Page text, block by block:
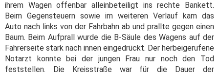
ihrem Wagen offenbar alleinbeteiligt ins rechte Bankett.
Beim Gegensteuern sowie im weiteren Verlauf kam das
Auto nach links von der Fahrbahn ab und prallte gegen einen
Baum. Beim Aufprall wurde die B-Säule des Wagens auf der
Fahrerseite stark nach innen eingedrückt. Der herbeigerufene
Notarzt konnte bei der jungen Frau nur noch den Tod
feststellen. Die Kreisstraße war für die Dauer der